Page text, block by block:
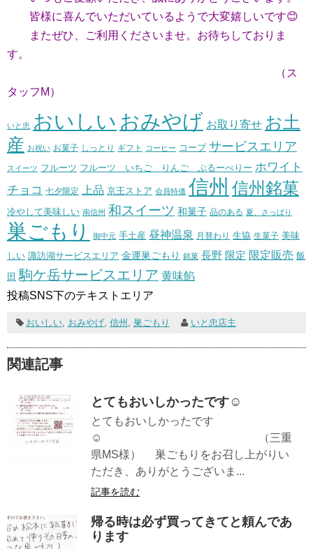
皆様に喜んでいただいているようで大変嬉しいです😊
またぜひ、ご利用くださいませ。お待ちしておりま
す。
（ス
タッフM）
いと忠 おいしい おみやげ お取り寄せ お土
産 お祝い お菓子 しっとり ギフト コーヒー コープ サービスエリア
スイーツ フルーツ フルーツ いちご りんご ぶるーべりー ホワイト
チョコ 七夕限定 上品 京王ストア 会員特価 信州 信州銘菓
冷やして美味しい 南信州 和スイーツ 和菓子 品のある 夏、さっぱり
巣ごもり 御中元 手土産 昼神温泉 月替わり 生協 生菓子 美味
しい 諏訪湖サービスエリア 金運巣ごもり 銘菓 長野 限定 限定販売 飯
田 駒ケ岳サービスエリア 黄味餡
投稿SNS下のテキストエリア
おいしい, おみやげ, 信州 巣ごもり いと忠店主
関連記事
とてもおいしかったです☺
とてもおいしかったです
☺ （三重
県MS様） 巣ごもりをお召し上がりい
ただき、ありがとうございま...
記事を読む
帰る時は必ず買ってきてと頼んであ
ります